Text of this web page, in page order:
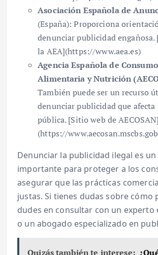
Asociación Española de
(España): Proporciona
denunciar publicidad engañosa.
la AEA](https://www.aea.es)
Agencia Española de
Alimentaria y Nutrición
También puede ser un recurso
denunciar publicidad que afecta
pública. [Sitio web de AECOSAN]
(https://
Denunciar la publicidad ilegal es un
importante para proteger a los
asegurar que las prácticas
justas. Si tienes dudas sobre cómo
dudes en consultar con un experto
o un abogado especializado en
Quizás también te interese: